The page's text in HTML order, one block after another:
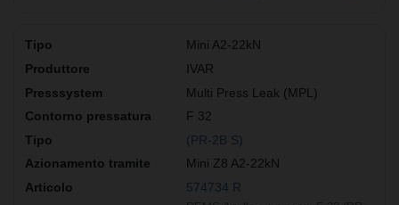
Mini A2-22kN
IVAR
Multi Press Leak (MPL)
F 32
(PR-2B S)
Mini Z8 A2-22kN
574734 R